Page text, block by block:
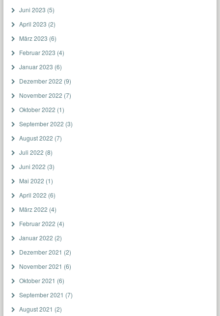
Juni 2023 (5)
April 2023 (2)
März 2023 (6)
Februar 2023 (4)
Januar 2023 (6)
Dezember 2022 (9)
November 2022 (7)
Oktober 2022 (1)
September 2022 (3)
August 2022 (7)
Juli 2022 (8)
Juni 2022 (3)
Mai 2022 (1)
April 2022 (6)
März 2022 (4)
Februar 2022 (4)
Januar 2022 (2)
Dezember 2021 (2)
November 2021 (6)
Oktober 2021 (6)
September 2021 (7)
August 2021 (2)